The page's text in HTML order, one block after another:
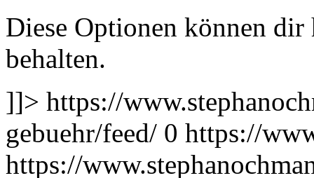
Diese Optionen können
behalten.
]]> https://
gebuehr/feed/ 0 https://
https://